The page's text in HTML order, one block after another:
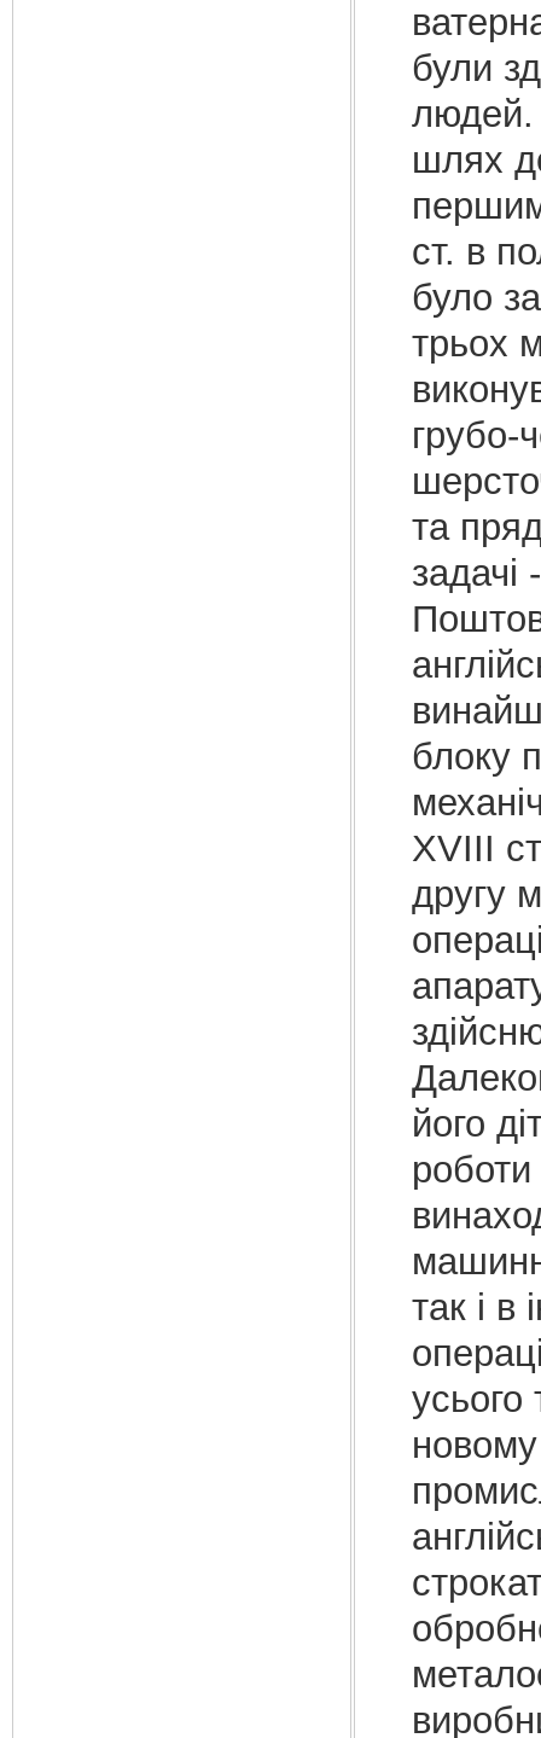
були
людей.
шлях
ст. в
було
трьох
грубо-
та
задачі
блоку
XVIII
другу
його
так і
усього